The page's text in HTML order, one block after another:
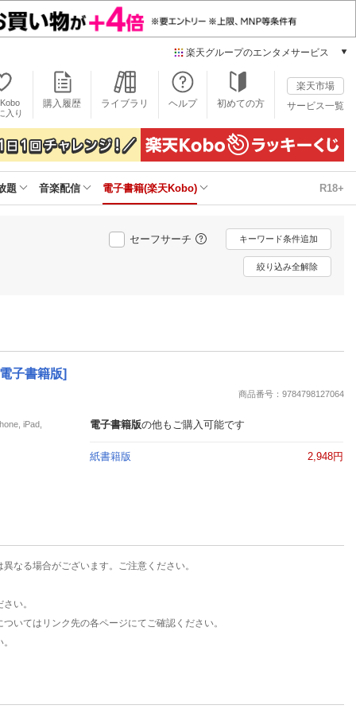
楽天グループのエンタメサービス
本/ゲーム/CD/DVD
楽天ブックス
電子書籍
楽天Kobo
雑誌読み放題
楽天ミュージック
動画配信
楽天TV
動画配信ガイド
推し楽
入り
購入履歴 ライブラリ ヘルプ 初めての方
楽天市場
サービス一覧
題 音楽配信 電子書籍(楽天Kobo) R18+
セーフサーチ キーワード条件追加
絞り込み全解除
子書籍版]
商品番号：9784798127064
iPad,
電子書籍版の他もご購入可能です
紙書籍版 2,948円
なる場合がございます。ご注意ください。
い。
いてはリンク先の各ページにてご確認ください。